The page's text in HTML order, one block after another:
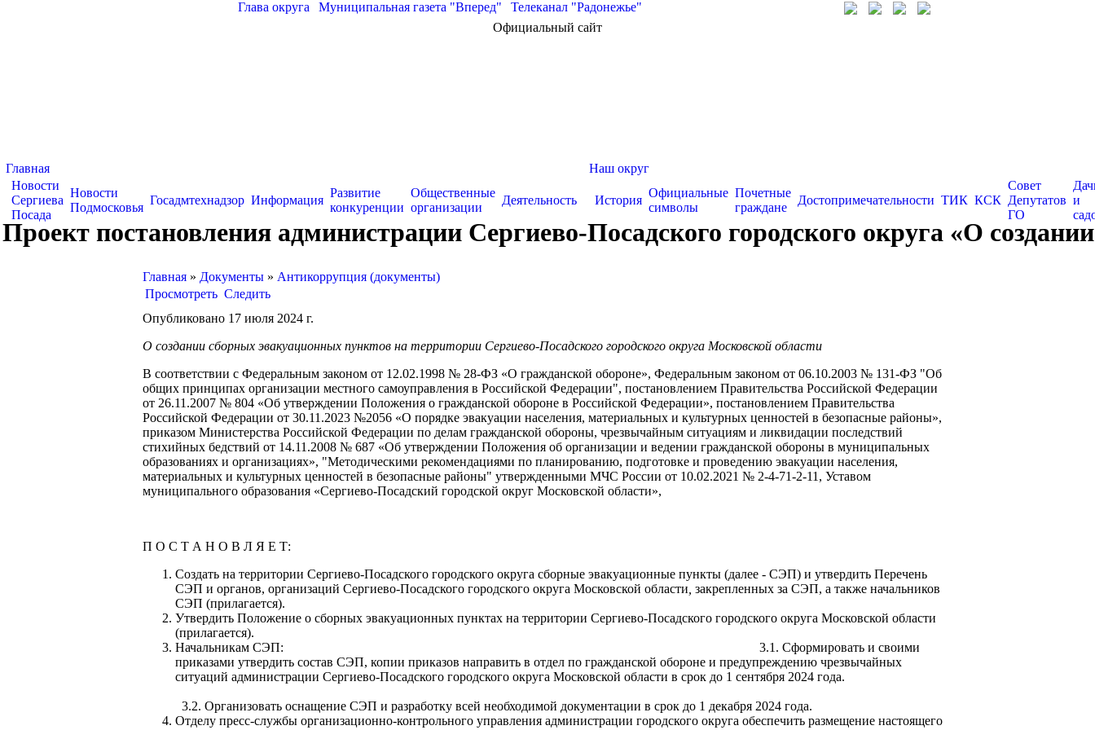
Глава округа Муниципальная газета "Вперед"
Телеканал "Радонежье"
Официальный сайт
Главная
Новости
Сергиева
Посада
Новости
Подмосковья
Госадмтехнадзор Информация
Развитие
конкуренции
Общественные
организации
Деятельность
Наш округ
История
Официальные
символы
Почетные
граждане
Достопримечательности ТИК КСК
Совет
Депутатов
ГО
и
Проект постановления администрации Сергиево-Посадского городского округа «О
Главная » Документы » Антикоррупция (документы)
Просмотреть Следить
Опубликовано 17 июля 2024 г.
О создании сборных эвакуационных пунктов на территории Сергиево-Посадского городского округа Московской области
В соответствии с Федеральным законом от 12.02.1998 № 28-ФЗ «О гражданской обороне», Федеральным законом от 06.10.2003 № 131-ФЗ "Об
общих принципах организации местного самоуправления в Российской Федерации", постановлением Правительства Российской Федерации
от 26.11.2007 № 804 «Об утверждении Положения о гражданской обороне в Российской Федерации», постановлением Правительства
Российской Федерации от 30.11.2023 №2056 «О порядке эвакуации населения, материальных и культурных ценностей в безопасные районы»,
приказом Министерства Российской Федерации по делам гражданской обороны, чрезвычайным ситуациям и ликвидации последствий
стихийных бедствий от 14.11.2008 № 687 «Об утверждении Положения об организации и ведении гражданской обороны в муниципальных
образованиях и организациях», "Методическими рекомендациями по планированию, подготовке и проведению эвакуации населения,
материальных и культурных ценностей в безопасные районы" утвержденными МЧС России от 10.02.2021 № 2-4-71-2-11, Уставом
муниципального образования «Сергиево-Посадский городской округ Московской области»,
П О С Т А Н О В Л Я Е Т:
Создать на территории Сергиево-Посадского городского округа сборные эвакуационные пункты (далее - СЭП) и утвердить Перечень
СЭП и органов, организаций Сергиево-Посадского городского округа Московской области закрепленных за СЭП, а также начальников
СЭП (прилагается).
Утвердить Положение о сборных эвакуационных пунктах на территории Сергиево-Посадского городского округа Московской области
(прилагается).
Начальникам СЭП: 3.1. Сформировать и своими
приказами утвердить состав СЭП, копии приказов направить в отдел по гражданской обороне и предупреждению чрезвычайных
ситуаций администрации Сергиево-Посадского городского округа Московской области в срок до 1 сентября 2024 года.
3.2. Организовать оснащение СЭП и разработку всей необходимой документации в срок до 1 декабря 2024 года.
Отделу пресс-службы организационно-контрольного управления администрации городского округа обеспечить размещение настоящего